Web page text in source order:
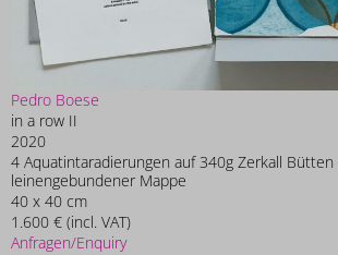
Pedro Boese
in a row II
2020
4 Aquatintaradierungen auf 340g Zerkall Bütten
leinengebundener Mappe
40 x 40 cm
1.600 € (incl. VAT)
Anfragen/Enquiry